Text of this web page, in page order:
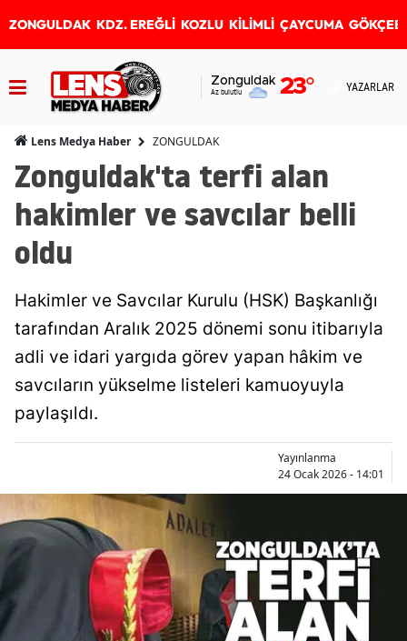
ZONGULDAK KDZ. EREĞLİ KOZLU KİLİMLİ ÇAYCUMA
Zonguldak
Az bulutlu 23° YAZARLAR
Lens Medya Haber ZONGULDAK
Zonguldak'ta terfi alan
hakimler ve savcılar belli
oldu
Hakimler ve Savcılar Kurulu (HSK) Başkanlığı
tarafından Aralık 2025 dönemi sonu itibarıyla
adli ve idari yargıda görev yapan hâkim ve
savcıların yükselme listeleri kamuoyuyla
paylaşıldı.
Yayınlanma
24 Ocak 2026 - 14:01